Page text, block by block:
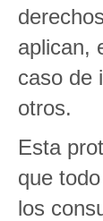
aplican,
caso de
otros.
Esta
que
los